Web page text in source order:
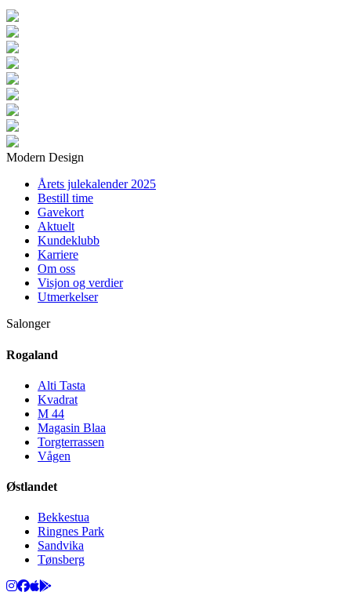
Modern Design
Årets julekalender 2025
Bestill time
Gavekort
Aktuelt
Kundeklubb
Karriere
Om oss
Visjon og verdier
Utmerkelser
Salonger
Rogaland
Alti Tasta
Kvadrat
M 44
Magasin Blaa
Torgterrassen
Vågen
Østlandet
Bekkestua
Ringnes Park
Sandvika
Tønsberg